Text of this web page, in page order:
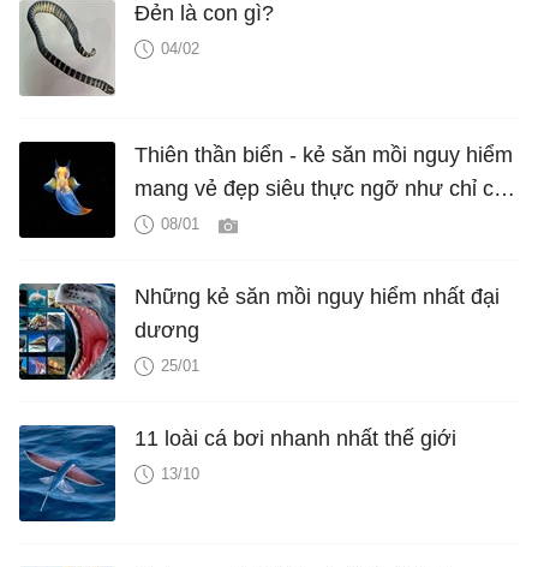
Đẻn là con gì?
04/02
Thiên thần biển - kẻ săn mồi nguy hiểm
mang vẻ đẹp siêu thực ngỡ như chỉ có
trong cổ tích
08/01
Những kẻ săn mồi nguy hiểm nhất đại
dương
25/01
11 loài cá bơi nhanh nhất thế giới
13/10